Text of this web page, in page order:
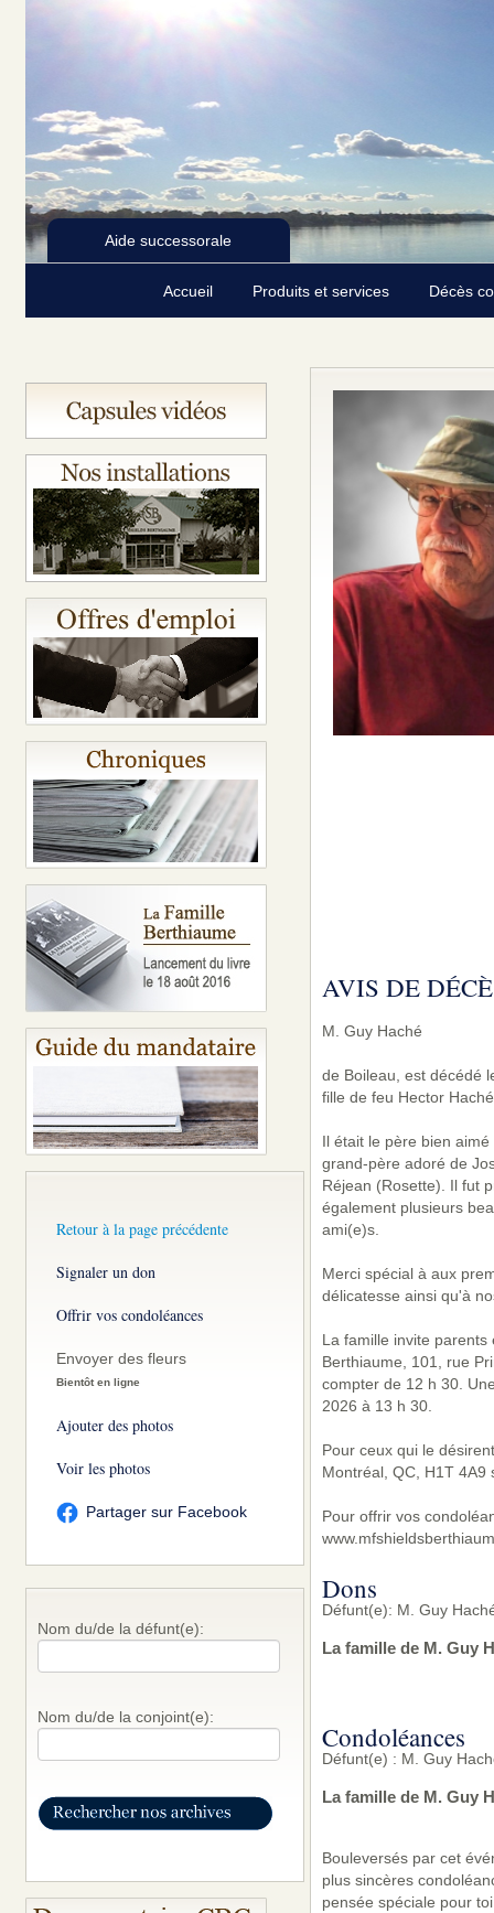
Aide successorale
Accueil Produits et services Décès
Retour à la page précédente
Signaler un don
Offrir vos condoléances
Envoyer des fleurs
Bientôt en ligne
Ajouter des photos
Voir les photos
Partager sur Facebook
Nom du/de la défunt(e):
Nom du/de la conjoint(e):
AVIS DE
M. Guy Haché
de Boileau, est décédé
fille de feu Hector
Il était le père bien
grand-père adoré de
Réjean (Rosette). Il fut
également plusieurs
ami(e)s.
Merci spécial à aux
délicatesse ainsi qu'à
La famille invite
Berthiaume, 101, rue
compter de 12 h 30.
2026 à 13 h 30.
Pour ceux qui le
Montréal, QC, H1T 4A9
Pour offrir vos
Dons
Défunt(e): M. Guy
La famille de M. Guy
Condoléances
Défunt(e) : M. Guy
La famille de M. Guy
Bouleversés par cet
plus sincères
pensée spéciale pour